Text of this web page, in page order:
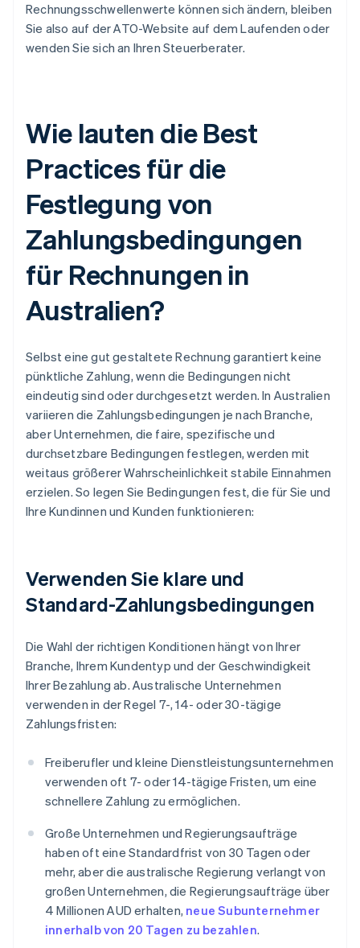
Rechnungsschwellenwerte können sich ändern, bleiben
Sie also auf der ATO-Website auf dem Laufenden oder
wenden Sie sich an Ihren Steuerberater.
Wie lauten die Best
Practices für die
Festlegung von
Zahlungsbedingungen
für Rechnungen in
Australien?
Selbst eine gut gestaltete Rechnung garantiert keine
pünktliche Zahlung, wenn die Bedingungen nicht
eindeutig sind oder durchgesetzt werden. In Australien
variieren die Zahlungsbedingungen je nach Branche,
aber Unternehmen, die faire, spezifische und
durchsetzbare Bedingungen festlegen, werden mit
weitaus größerer Wahrscheinlichkeit stabile Einnahmen
erzielen. So legen Sie Bedingungen fest, die für Sie und
Ihre Kundinnen und Kunden funktionieren:
Verwenden Sie klare und
Standard-Zahlungsbedingungen
Die Wahl der richtigen Konditionen hängt von Ihrer
Branche, Ihrem Kundentyp und der Geschwindigkeit
Ihrer Bezahlung ab. Australische Unternehmen
verwenden in der Regel 7-, 14- oder 30-tägige
Zahlungsfristen:
Freiberufler und kleine Dienstleistungsunternehmen
verwenden oft 7- oder 14-tägige Fristen, um eine
schnellere Zahlung zu ermöglichen.
Große Unternehmen und Regierungsaufträge
haben oft eine Standardfrist von 30 Tagen oder
mehr, aber die australische Regierung verlangt von
großen Unternehmen, die Regierungsaufträge über
4 Millionen AUD erhalten, neue Subunternehmer
innerhalb von 20 Tagen zu bezahlen.